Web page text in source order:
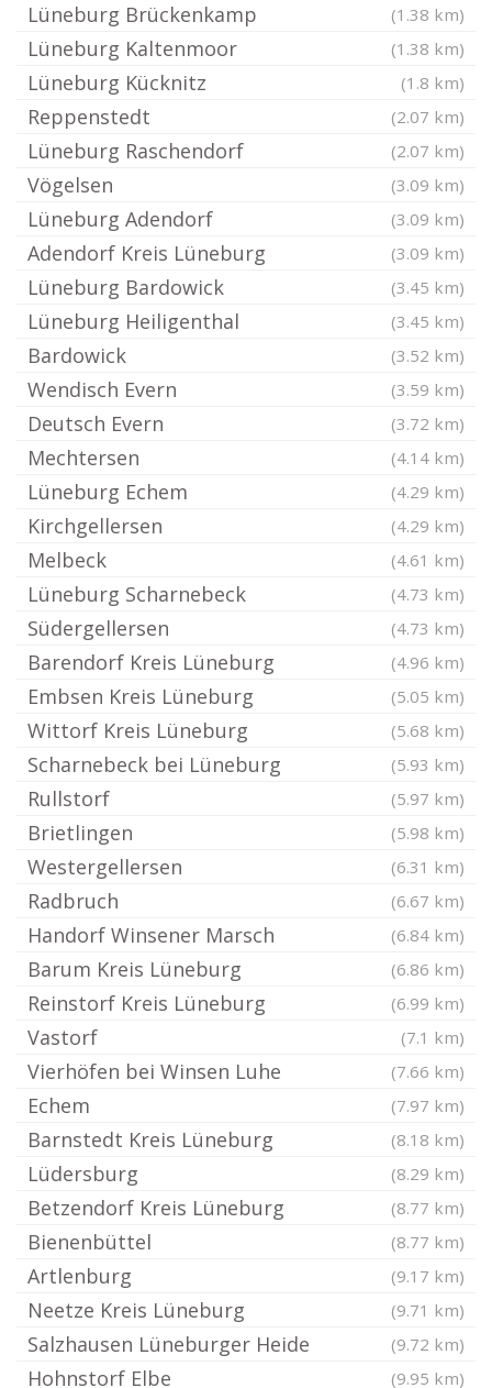
Lüneburg Brückenkamp (1.38 km)
Lüneburg Kaltenmoor (1.38 km)
Lüneburg Kücknitz (1.8 km)
Reppenstedt (2.07 km)
Lüneburg Raschendorf (2.07 km)
Vögelsen (3.09 km)
Lüneburg Adendorf (3.09 km)
Adendorf Kreis Lüneburg (3.09 km)
Lüneburg Bardowick (3.45 km)
Lüneburg Heiligenthal (3.45 km)
Bardowick (3.52 km)
Wendisch Evern (3.59 km)
Deutsch Evern (3.72 km)
Mechtersen (4.14 km)
Lüneburg Echem (4.29 km)
Kirchgellersen (4.29 km)
Melbeck (4.61 km)
Lüneburg Scharnebeck (4.73 km)
Südergellersen (4.73 km)
Barendorf Kreis Lüneburg (4.96 km)
Embsen Kreis Lüneburg (5.05 km)
Wittorf Kreis Lüneburg (5.68 km)
Scharnebeck bei Lüneburg (5.93 km)
Rullstorf (5.97 km)
Brietlingen (5.98 km)
Westergellersen (6.31 km)
Radbruch (6.67 km)
Handorf Winsener Marsch (6.84 km)
Barum Kreis Lüneburg (6.86 km)
Reinstorf Kreis Lüneburg (6.99 km)
Vastorf (7.1 km)
Vierhöfen bei Winsen Luhe (7.66 km)
Echem (7.97 km)
Barnstedt Kreis Lüneburg (8.18 km)
Lüdersburg (8.29 km)
Betzendorf Kreis Lüneburg (8.77 km)
Bienenbüttel (8.77 km)
Artlenburg (9.17 km)
Neetze Kreis Lüneburg (9.71 km)
Salzhausen Lüneburger Heide (9.72 km)
Hohnstorf Elbe (9.95 km)